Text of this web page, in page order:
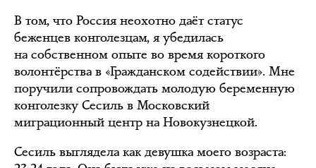
В том, что Россия неохотно даёт статус
беженцев конголезцам, я убедилась
на собственном опыте во время короткого
волонтёрства в «Гражданском содействии». Мне
поручили сопровождать молодую беременную
конголезку Сесиль в Московский
миграционный центр на Новокузнецкой.
Сесиль выглядела как девушка моего возраста: